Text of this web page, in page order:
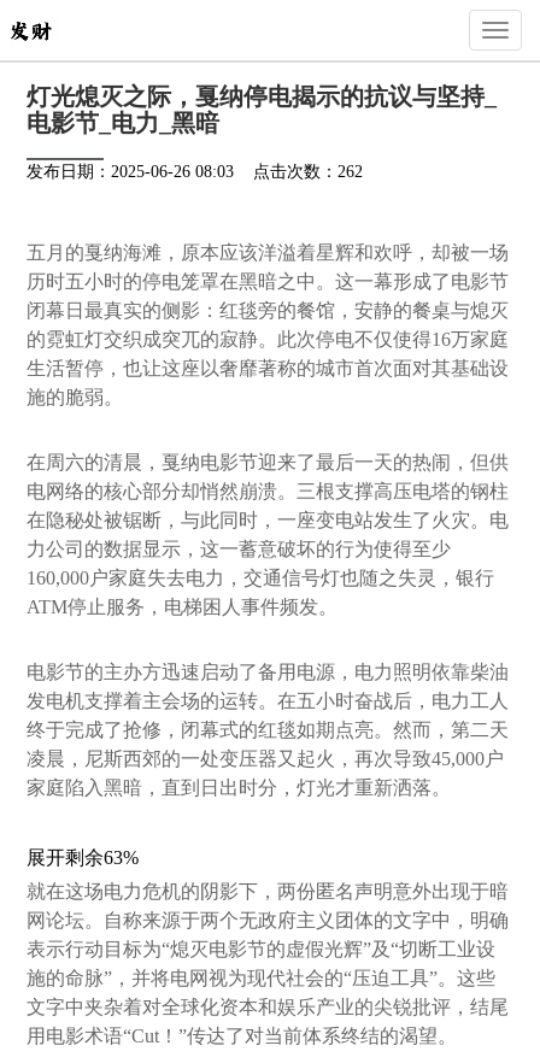
Toggle
灯光熄灭之际，戛纳停电揭示的抗议与坚持_
电影节_电力_黑暗
发布日期：2025-06-26 08:03 点击次数：262
五月的戛纳海滩，原本应该洋溢着星辉和欢呼，却被一场
历时五小时的停电笼罩在黑暗之中。这一幕形成了电影节
闭幕日最真实的侧影：红毯旁的餐馆，安静的餐桌与熄灭
的霓虹灯交织成突兀的寂静。此次停电不仅使得16万家庭
生活暂停，也让这座以奢靡著称的城市首次面对其基础设
施的脆弱。
在周六的清晨，戛纳电影节迎来了最后一天的热闹，但供
电网络的核心部分却悄然崩溃。三根支撑高压电塔的钢柱
在隐秘处被锯断，与此同时，一座变电站发生了火灾。电
力公司的数据显示，这一蓄意破坏的行为使得至少
160,000户家庭失去电力，交通信号灯也随之失灵，银行
ATM停止服务，电梯困人事件频发。
电影节的主办方迅速启动了备用电源，电力照明依靠柴油
发电机支撑着主会场的运转。在五小时奋战后，电力工人
终于完成了抢修，闭幕式的红毯如期点亮。然而，第二天
凌晨，尼斯西郊的一处变压器又起火，再次导致45,000户
家庭陷入黑暗，直到日出时分，灯光才重新洒落。
展开剩余63%
就在这场电力危机的阴影下，两份匿名声明意外出现于暗
网论坛。自称来源于两个无政府主义团体的文字中，明确
表示行动目标为“熄灭电影节的虚假光辉”及“切断工业设
施的命脉”，并将电网视为现代社会的“压迫工具”。这些
文字中夹杂着对全球化资本和娱乐产业的尖锐批评，结尾
用电影术语“Cut！”传达了对当前体系终结的渴望。